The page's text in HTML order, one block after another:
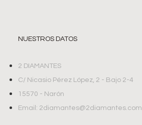
NUESTROS DATOS
2 DIAMANTES
C/ Nicasio Pérez López, 2 - Bajo 2-4
15570 - Narón
Email: 2diamantes@2diamantes.com